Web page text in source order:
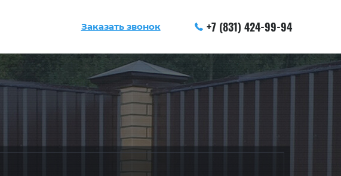
Заказать звонок +7 (831) 424-99-94